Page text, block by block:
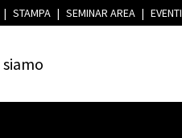
| STAMPA | SEMINAR AREA | EVENTI
siamo